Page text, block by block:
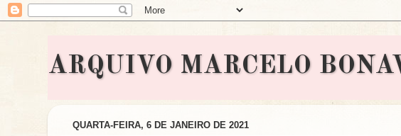
ARQUIVO MARCELO
QUARTA-FEIRA, 6 DE JANEIRO DE 2021